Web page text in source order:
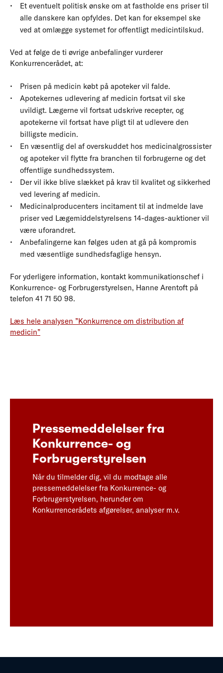
Et eventuelt politisk ønske om at fastholde ens priser til
alle danskere kan opfyldes. Det kan for eksempel ske
ved at omlægge systemet for offentligt medicintilskud.
Ved at følge de ti øvrige anbefalinger vurderer
Konkurrencerådet, at:
Prisen på medicin købt på apoteker vil falde.
Apotekernes udlevering af medicin fortsat vil ske
uvildigt. Lægerne vil fortsat udskrive recepter, og
apotekerne vil fortsat have pligt til at udlevere den
billigste medicin.
En væsentlig del af overskuddet hos medicinalgrossister
og apoteker vil flytte fra branchen til forbrugerne og det
offentlige sundhedssystem.
Der vil ikke blive slækket på krav til kvalitet og sikkerhed
ved levering af medicin.
Medicinalproducenters incitament til at indmelde lave
priser ved Lægemiddelstyrelsens 14-dages-auktioner vil
være uforandret.
Anbefalingerne kan følges uden at gå på kompromis
med væsentlige sundhedsfaglige hensyn.
For yderligere information, kontakt kommunikationschef i
Konkurrence- og Forbrugerstyrelsen, Hanne Arentoft på
telefon 41 71 50 98.
Læs hele analysen ”Konkurrence om distribution af
medicin”
Pressemeddelelser fra
Konkurrence- og
Forbrugerstyrelsen
Når du tilmelder dig, vil du modtage alle
pressemeddelelser fra Konkurrence- og
Forbrugerstyrelsen, herunder om
Konkurrencerådets afgørelser, analyser m.v.